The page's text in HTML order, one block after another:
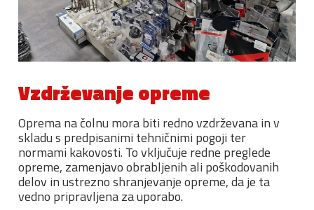
Vzdrževanje opreme
Oprema na čolnu mora biti redno vzdrževana in v
skladu s predpisanimi tehničnimi pogoji ter
normami kakovosti. To vključuje redne preglede
opreme, zamenjavo obrabljenih ali poškodovanih
delov in ustrezno shranjevanje opreme, da je ta
vedno pripravljena za uporabo.